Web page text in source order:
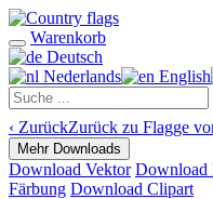
Warenkorb
Deutsch
Nederlands
English
‹ ZurückZurück zu Flagge
Mehr Downloads
Download Vektor Download
Färbung Download Clipart